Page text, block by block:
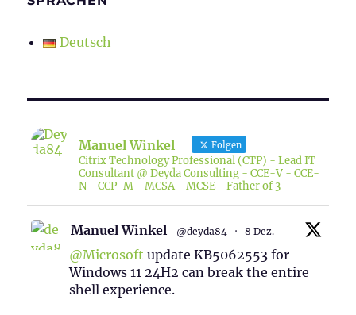
Deutsch
Manuel Winkel Folgen
Citrix Technology Professional (CTP) - Lead IT
Consultant @ Deyda Consulting - CCE-V - CCE-
N - CCP-M - MCSA - MCSE - Father of 3
Manuel Winkel @deyda84 · 8 Dez.
@Microsoft update KB5062553 for
Windows 11 24H2 can break the entire
shell experience.